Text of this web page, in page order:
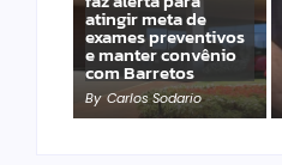
atingir meta de
exames preventivos
e manter convênio
com Barretos
By Carlos Sodario